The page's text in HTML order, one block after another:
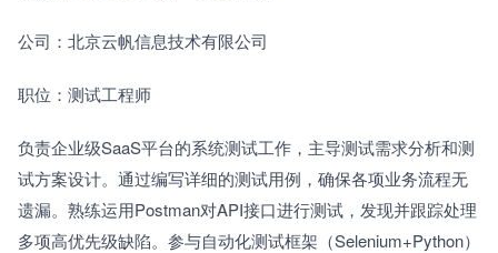
公司：北京云帆信息技术有限公司
职位：测试工程师
负责企业级SaaS平台的系统测试工作，主导测试需求分析和测
试方案设计。通过编写详细的测试用例，确保各项业务流程无
遗漏。熟练运用Postman对API接口进行测试，发现并跟踪处理
多项高优先级缺陷。参与自动化测试框架（Selenium+Python）